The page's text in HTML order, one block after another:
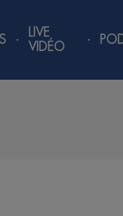
LIVE
VIDÉO